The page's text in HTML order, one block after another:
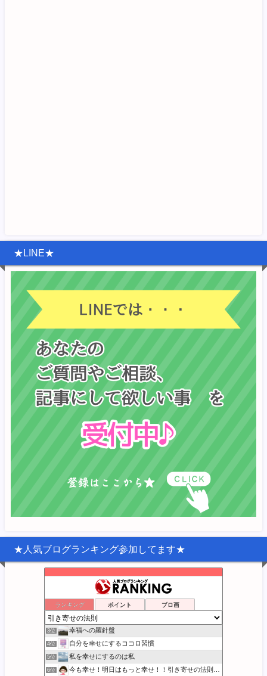
★LINE★
★人気ブログランキング参加してます★
ランキング ポイント ブロ画
宇宙の中心は『わたし』
2位 あなたがこの宇宙に来た理由
3位 幸福への羅針盤
4位 自分を幸せにするココロ習慣
5位 私を幸せにするのは私
6位 今も幸せ！明日はもっと幸せ！！引き寄せの法則実践日記